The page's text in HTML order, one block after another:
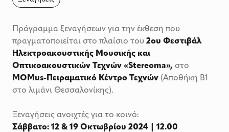
Πρόγραμμα ξεναγήσεων για την έκθεση που
πραγματοποιείται στο πλαίσιο του 2ου Φεστιβάλ
Ηλεκτροακουστικής Μουσικής και
Οπτικοακουστικών Τεχνών «Stereoma», στο
MOMus-Πειραματικό Κέντρο Τεχνών (Αποθήκη Β1
στο λιμάνι Θεσσαλονίκης).
Ξεναγήσεις ανοιχτές για το κοινό:
Σάββατο: 12 & 19 Οκτωβρίου 2024 | 12.00